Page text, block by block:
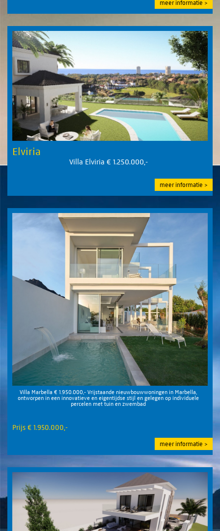
meer informatie
Elviria
Villa Elviria € 1.250.000,-
meer informatie
Villa Marbella € 1.950.000,- Vrijstaande nieuwbouwwoningen in Marbella,
ontworpen in een innovatieve en eigentijdse stijl en gelegen op individuele
percelen met tuin en zwembad
Prijs € 1.950.000,-
meer informatie